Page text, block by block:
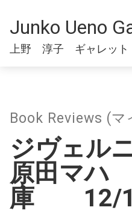
Junko Ueno
上野 淳子 ギャレット
Book Reviews (
ジヴェル
原田マハ
庫 12/